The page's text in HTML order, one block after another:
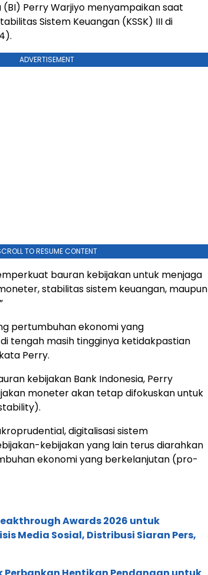
(BI) Perry Warjiyo menyampaikan saat
Sistem Keuangan (KSSK) III di
ADVERTISEMENT
TO RESUME CONTENT
bauran kebijakan untuk menjaga
stabilitas sistem keuangan, maupun
pertumbuhan ekonomi yang
tengah masih tingginya ketidakpastian
Perry.
kebijakan Bank Indonesia, Perry
moneter akan tetap difokuskan untuk
digitalisasi sistem
kebijakan yang lain terus diarahkan
ekonomi yang berkelanjutan (pro-
Awards 2026 untuk
Media Sosial, Distribusi Siaran Pers,